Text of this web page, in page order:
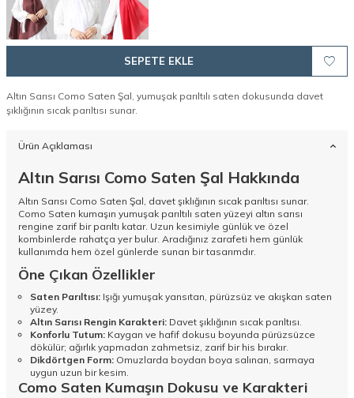
SEPETE EKLE
Altın Sarısı Como Saten Şal, yumuşak parıltılı saten dokusunda davet
şıklığının sıcak parıltısı sunar.
Ürün Açıklaması
Altın Sarısı Como Saten Şal Hakkında
Altın Sarısı Como Saten Şal, davet şıklığının sıcak parıltısı sunar.
Como Saten kumaşın yumuşak parıltılı saten yüzeyi altın sarısı
rengine zarif bir parıltı katar. Uzun kesimiyle günlük ve özel
kombinlerde rahatça yer bulur. Aradığınız zarafeti hem günlük
kullanımda hem özel günlerde sunan bir tasarımdır.
Öne Çıkan Özellikler
Saten Parıltısı: Işığı yumuşak yansıtan, pürüzsüz ve akışkan saten
yüzey.
Altın Sarısı Rengin Karakteri: Davet şıklığının sıcak parıltısı.
Konforlu Tutum: Kaygan ve hafif dokusu boyunda pürüzsüzce
dökülür; ağırlık yapmadan zahmetsiz, zarif bir his bırakır.
Dikdörtgen Form: Omuzlarda boydan boya salınan, sarmaya
uygun uzun bir kesim.
Como Saten Kumaşın Dokusu ve Karakteri